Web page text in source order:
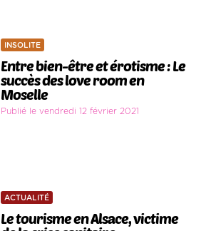
INSOLITE
Entre bien-être et érotisme : Le
succès des love room en
Moselle
Publié le vendredi 12 février 2021
ACTUALITÉ
Le tourisme en Alsace, victime